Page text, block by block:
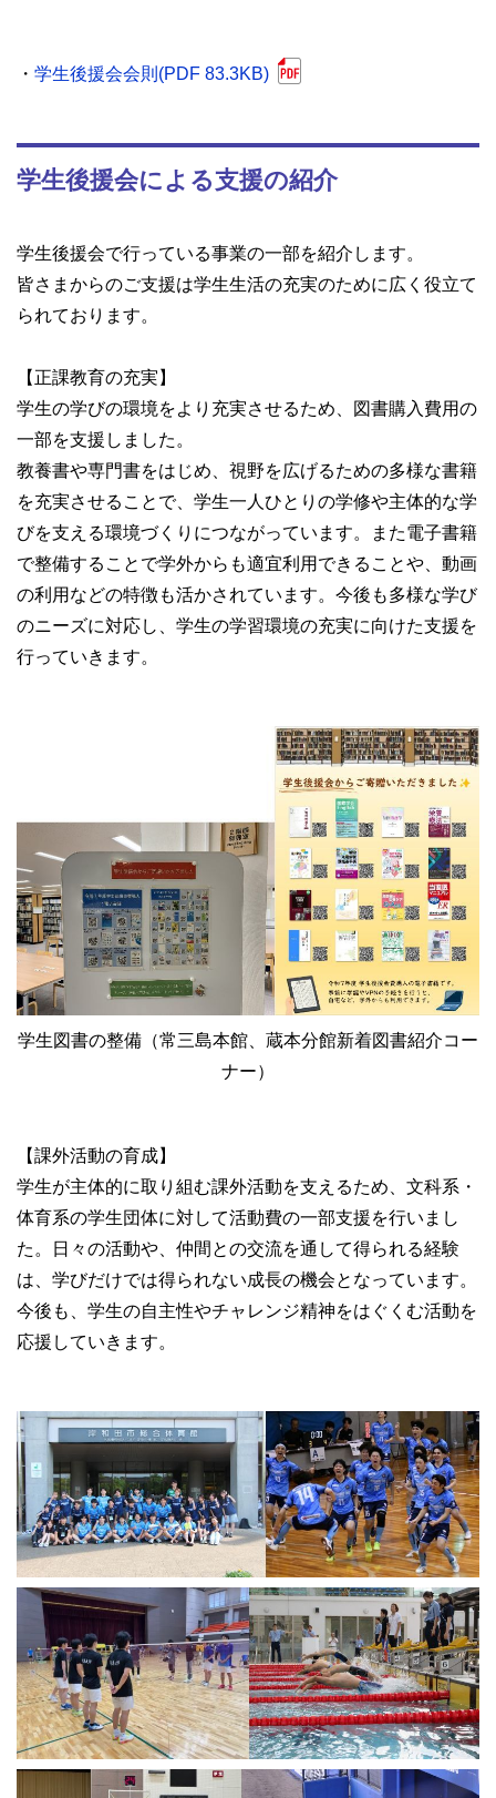
・ 学生後援会会則(PDF 83.3KB)
学生後援会による支援の紹介
学生後援会で行っている事業の一部を紹介します。
皆さまからのご支援は学生生活の充実のために広く役立て
られております。
【正課教育の充実】
学生の学びの環境をより充実させるため、図書購入費用の
一部を支援しました。
教養書や専門書をはじめ、視野を広げるための多様な書籍
を充実させることで、学生一人ひとりの学修や主体的な学
びを支える環境づくりにつながっています。また電子書籍
で整備することで学外からも適宜利用できることや、動画
の利用などの特徴も活かされています。今後も多様な学び
のニーズに対応し、学生の学習環境の充実に向けた支援を
行っていきます。
学生図書の整備（常三島本館、蔵本分館新着図書紹介コー
ナー）
【課外活動の育成】
学生が主体的に取り組む課外活動を支えるため、文科系・
体育系の学生団体に対して活動費の一部支援を行いまし
た。日々の活動や、仲間との交流を通して得られる経験
は、学びだけでは得られない成長の機会となっています。
今後も、学生の自主性やチャレンジ精神をはぐくむ活動を
応援していきます。